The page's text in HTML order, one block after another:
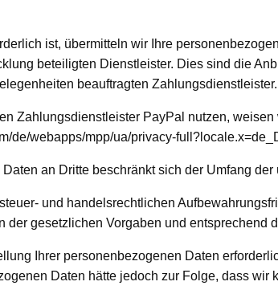
ist, übermitteln wir Ihre
beteiligten Dienstleister. Dies sind die
beauftragten Zahlungsdienstleister.
Zahlungsdienstleister PayPal nutzen,
de/webapps/mpp/ua/privacy-
an Dritte beschränkt sich der Umfang
und handelsrechtlichen
gesetzlichen Vorgaben und
Ihrer personenbezogenen Daten
Daten hätte jedoch zur Folge, dass wir